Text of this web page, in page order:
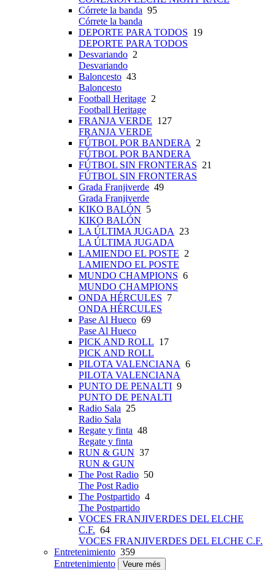
Córrete la banda 95
Córrete la banda
DEPORTE PARA TODOS 19
DEPORTE PARA TODOS
Desvariando 2
Desvariando
Baloncesto 43
Baloncesto
Football Heritage 2
Football Heritage
FRANJA VERDE 127
FRANJA VERDE
FÚTBOL POR BANDERA
2
FÚTBOL POR BANDERA
FÚTBOL SIN FRONTERAS 21
FÚTBOL SIN FRONTERAS
Grada Franjiverde 49
Grada Franjiverde
KIKO BALÓN 5
KIKO BALÓN
LA ÚLTIMA JUGADA
23
LA ÚLTIMA JUGADA
LAMIENDO EL POSTE 2
LAMIENDO EL POSTE
MUNDO CHAMPIONS 6
MUNDO CHAMPIONS
ONDA HÉRCULES 7
ONDA HÉRCULES
Pase Al Hueco 69
Pase Al Hueco
PICK AND ROLL 17
PICK AND ROLL
PILOTA VALENCIANA 6
PILOTA VALENCIANA
PUNTO DE PENALTI 9
PUNTO DE PENALTI
Radio Sala 25
Radio Sala
Regate y finta 48
Regate y finta
RUN & GUN 37
RUN & GUN
The Post Radio 50
The Post Radio
The Postpartido 4
The Postpartido
VOCES FRANJIVERDES DEL ELCHE
C.F. 64
VOCES FRANJIVERDES DEL ELCHE C.F.
Entretenimiento 359
Entretenimiento
Veure més